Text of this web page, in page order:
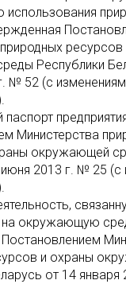
использования
Республики
№ 52 (с
паспорт
Министерства
окружающей
2013 г. № 25 (с
на окружающую
и охраны
от 14